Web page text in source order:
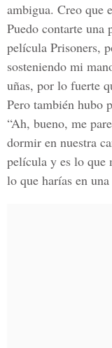
ambigua. Creo que
Puedo contarte una
película Prisoners,
sosteniendo mi
uñas, por lo fuerte
Pero también hubo
“Ah, bueno, me
dormir en nuestra
película y es lo que
lo que harías en